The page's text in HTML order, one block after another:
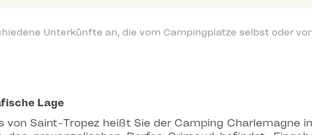
Unterkünfte an, die vom Campingplatze selbst oder
Lage
von Saint-Tropez heißt Sie der Camping Charlemagne